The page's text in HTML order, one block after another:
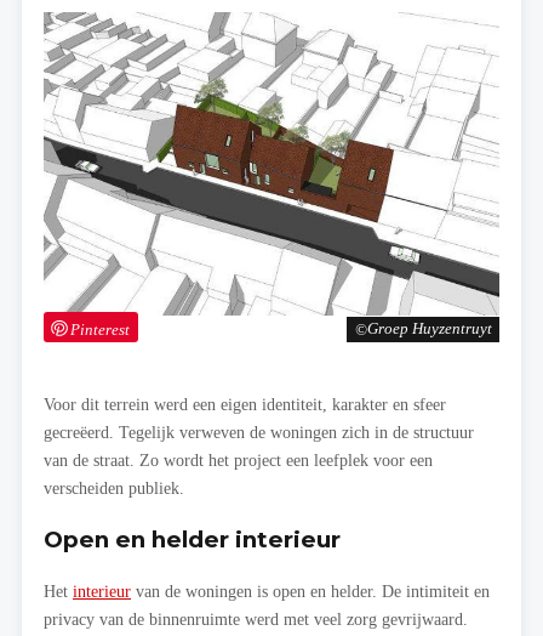
Groep Huyzentruyt
Pinterest
Voor dit terrein werd een eigen identiteit, karakter en sfeer
gecreëerd. Tegelijk verweven de woningen zich in de structuur
van de straat. Zo wordt het project een leefplek voor een
verscheiden publiek.
Open en helder interieur
Het interieur van de woningen is open en helder. De intimiteit en
privacy van de binnenruimte werd met veel zorg gevrijwaard.